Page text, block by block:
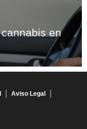
en
Aviso Legal